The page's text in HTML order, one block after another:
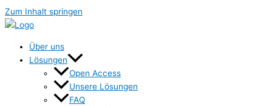
Zum Inhalt springen
Über uns
Lösungen
Open Access
Unsere Lösungen
FAQ